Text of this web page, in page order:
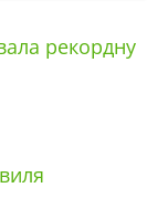
рекордну